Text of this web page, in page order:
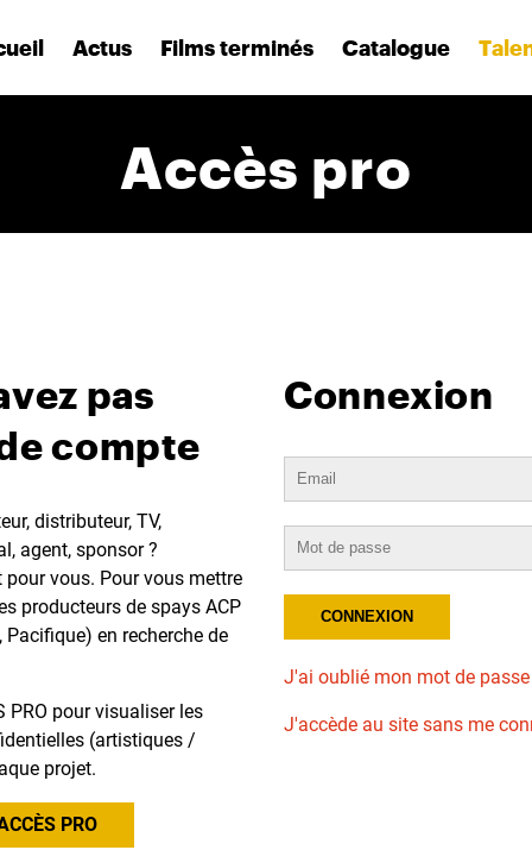
Actus Films terminés Catalogue
Accès pro
pas
compte
distributeur, TV,
agent, sponsor ?
vous. Pour vous mettre
producteurs de spays ACP
Pacifique) en recherche de
PRO pour visualiser les
(artistiques /
projet.
PRO
Connexion
J'ai oublié mon mot de passe
J'accède au site sans me